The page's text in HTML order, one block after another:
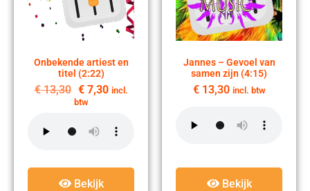
Onbekende artiest en
titel (2:22)
€13,30 €7,30 incl.
btw
Bekijk
Jannes – Gevoel van
samen zijn (4:15)
€13,30 incl. btw
Bekijk